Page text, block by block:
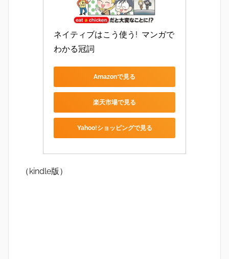
ネイティブはこう使う!  マンガで
わかる冠詞
Amazonで見る
楽天市場で見る
Yahoo!ショッピングで見る
（kindle版）